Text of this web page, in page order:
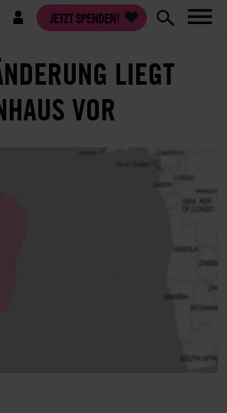
JETZT SPENDEN!
LIEGT
VOR